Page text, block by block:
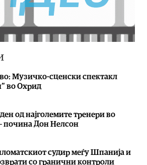
Музичко-сценски спектакл
во Охрид
од најголемите тренери во
почина Дон Нелсон
судир меѓу Шпанија и
со гранични контроли